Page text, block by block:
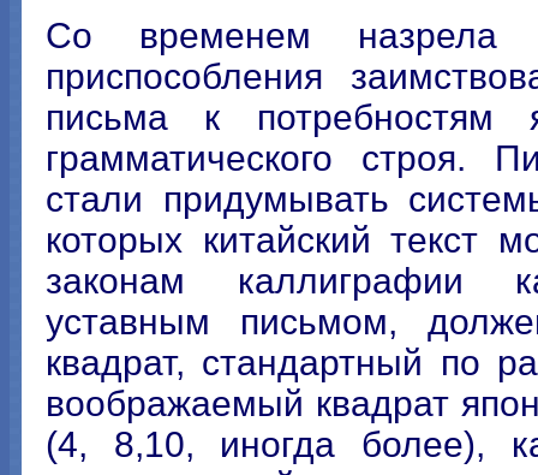
Со временем назрела
приспособления
письма к потребностям
грамматического строя.
стали придумывать
которых китайский текст
законам каллиграфии
уставным письмом,
квадрат, стандартный по
воображаемый квадрат
(4, 8,10, иногда более),